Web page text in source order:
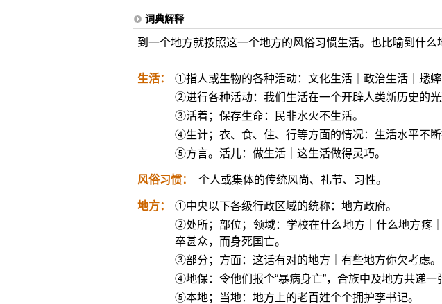
词典解释
到一个地方就按照这一个地方的风俗习惯生活。也比喻到什么
生活：
①指人或生物的各种活动：文化生活｜政治生活｜蟋蟀
②进行各种活动：我们生活在一个开辟人类新历史的光
③活着；保存生命：民非水火不生活。
④生计；衣、食、住、行等方面的情况：生活水平不断
⑤方言。活儿：做生活｜这生活做得灵巧。
风俗习惯： 个人或集体的传统风尚、礼节、习性。
地方：
①中央以下各级行政区域的统称：地方政府。
②处所；部位；领域：学校在什么地方｜什么地方疼
卒甚众，而身死国亡。
③部分；方面：这话有对的地方｜有些地方你欠考虑。
④地保：令他们报个“暴病身亡”，合族中及地方共递一
⑤本地；当地：地方上的老百姓个个拥护李书记。